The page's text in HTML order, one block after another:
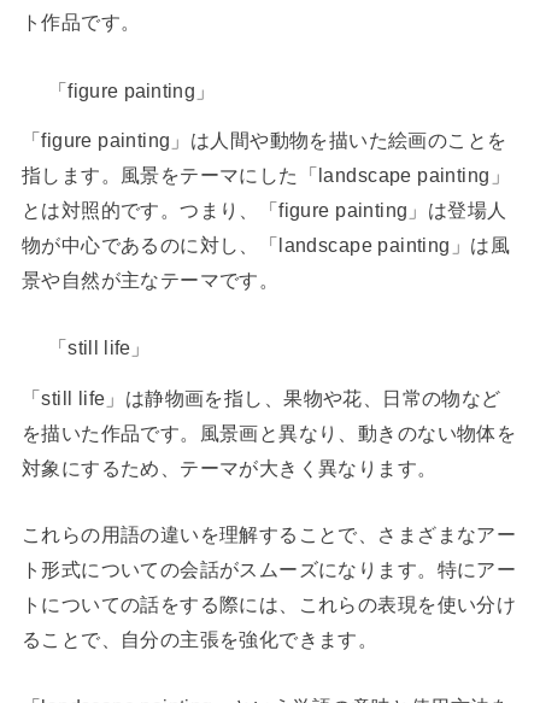
ト作品です。
「figure painting」
「figure painting」は人間や動物を描いた絵画のことを
指します。風景をテーマにした「landscape painting」
とは対照的です。つまり、「figure painting」は登場人
物が中心であるのに対し、「landscape painting」は風
景や自然が主なテーマです。
「still life」
「still life」は静物画を指し、果物や花、日常の物など
を描いた作品です。風景画と異なり、動きのない物体を
対象にするため、テーマが大きく異なります。
これらの用語の違いを理解することで、さまざまなアー
ト形式についての会話がスムーズになります。特にアー
トについての話をする際には、これらの表現を使い分け
ることで、自分の主張を強化できます。